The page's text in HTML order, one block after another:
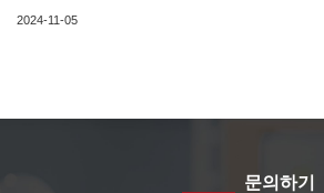
2024-11-05
문의하기